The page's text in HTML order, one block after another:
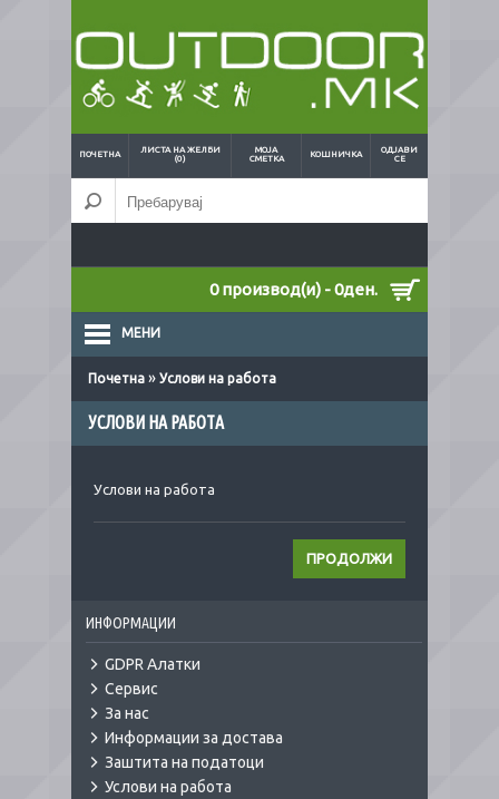
ПОЧЕТНА
ЛИСТА НА ЖЕЛБИ
(0)
МОЈА
СМЕТКА
КОШНИЧКА
ОДЈАВИ
СЕ
0 производ(и) - 0ден.
МЕНИ
Почетна » Услови на работа
УСЛОВИ НА РАБОТА
Услови на работа
ПРОДОЛЖИ
ИНФОРМАЦИИ
GDPR Алатки
Сервис
За нас
Информации за достава
Заштита на податоци
Услови на работа